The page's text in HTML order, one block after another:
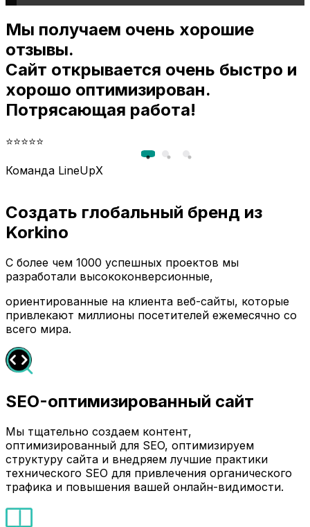
Мы получаем очень хорошие
отзывы.
Сайт открывается очень быстро и
хорошо оптимизирован.
Потрясающая работа!
⭐⭐⭐⭐⭐
Команда LineUpX
Создать глобальный бренд из
Korkino
С более чем 1000 успешных проектов мы
разработали высококонверсионные,
ориентированные на клиента веб-сайты, которые
привлекают миллионы посетителей ежемесячно со
всего мира.
SEO-оптимизированный сайт
Мы тщательно создаем контент,
оптимизированный для SEO, оптимизируем
структуру сайта и внедряем лучшие практики
технического SEO для привлечения органического
трафика и повышения вашей онлайн-видимости.